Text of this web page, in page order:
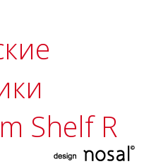
Shelf R